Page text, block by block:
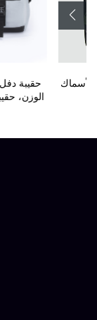
حقيبة دفل مقاومة
الوزن، حقيبة جافة